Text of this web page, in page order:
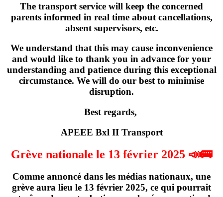
The transport service will keep the concerned
parents informed in real time about cancellations,
absent supervisors, etc.
We understand that this may cause inconvenience
and would like to thank you in advance for your
understanding and patience during this exceptional
circumstance. We will do our best to minimise
disruption.
Best regards,
APEEE Bxl II Transport
Grève nationale le 13 février 2025 📣🚌
Comme annoncé dans les médias nationaux, une
grève aura lieu le 13 février 2025, ce qui pourrait